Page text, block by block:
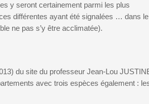
y seront certainement parmi les plus
différentes ayant été signalées … dans le
ne pas s’y être acclimatée).
du site du professeur Jean-Lou
avec trois espèces également :